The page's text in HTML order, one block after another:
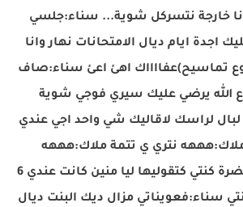
خارجة نتسركل شوية... سناء:جلسي
اجدة ايام ديال الامتحانات نهار وانا
تماسيح)عفااااك اهئ اعئ سناء:صاف
الله يرضي عليك سيري فوجي شوية
لراسك لاقاليك شي واحد اجي عندي
نتري ي تتمة ملاك:هههه
نتري ياجدة هاد الهضرة كنتي كتقوليها ليا منين كانت عندي 6
سناء:فعويناتي مزال ديك البنت ديال